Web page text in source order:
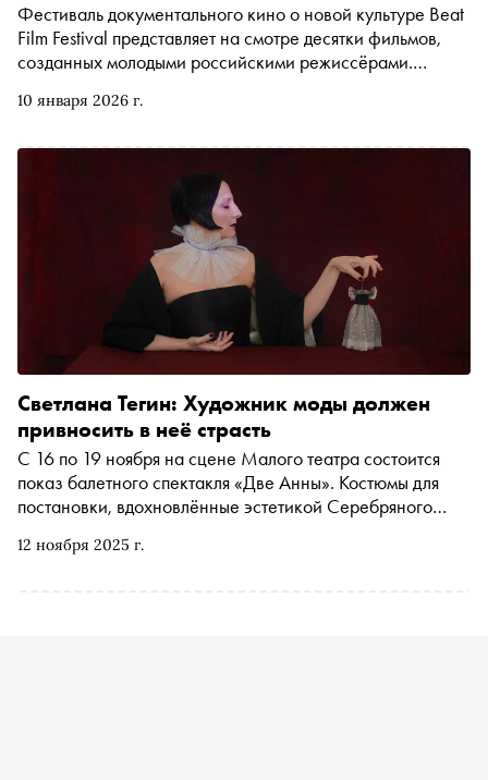
10 января 2026 г.
Фестиваль документального кино о новой культуре Beat
Film Festival представляет на смотре десятки фильмов,
созданных молодыми российскими режиссёрами.
награды и полноценную фестивальную жизнь. В
который продлится до 22 февраля, «Сноб» выбрал
самые яркие работы конкурсной программы последних
12 ноября 2025 г.
Светлана Тегин: Художник моды должен
привносить в неё страсть
С 16 по 19 ноября на сцене Малого театра состоится
показ балетного спектакля «Две Анны». Костюмы для
постановки, вдохновлённые эстетикой Серебряного
поговорил с дизайнером о разнице между образом для